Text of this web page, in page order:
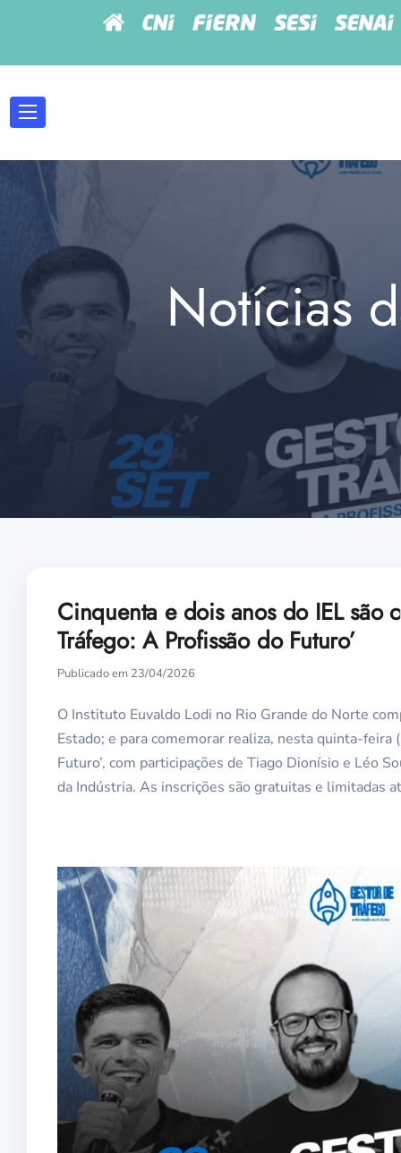
Notícias
Cinquenta e dois anos do IEL são
Tráfego: A Profissão do Futuro’
Publicado em 23/04/2026
O Instituto Euvaldo Lodi no Rio Grande do Norte
Estado; e para comemorar realiza, nesta quinta-
Futuro’, com participações de Tiago Dionísio e Léo
da Indústria. As inscrições são gratuitas e limitadas